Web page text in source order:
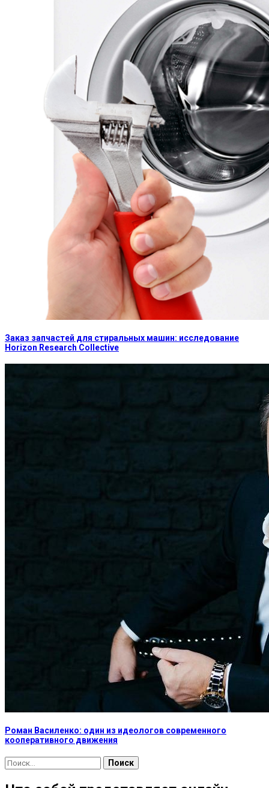
Заказ запчастей для стиральных машин: исследование
Horizon Research Collective
Роман Василенко: один из идеологов современного
кооперативного движения
Найти: